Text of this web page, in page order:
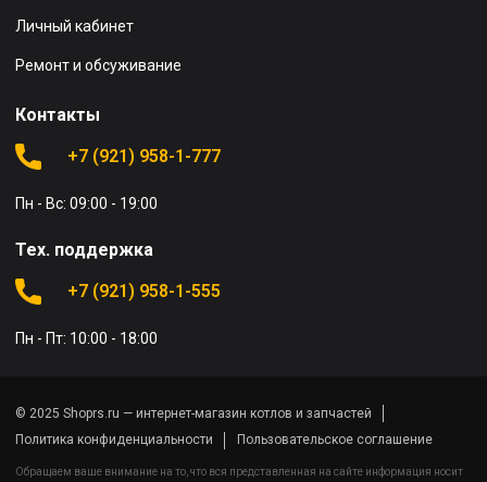
Личный кабинет
Ремонт и обсуживание
Контакты
+7 (921) 958-1-777
Пн - Вс: 09:00 - 19:00
Тех. поддержка
+7 (921) 958-1-555
Пн - Пт: 10:00 - 18:00
© 2025 Shoprs.ru — интернет-магазин котлов и запчастей
Политика конфиденциальности
Пользовательское соглашение
Обращаем ваше внимание на то, что вся представленная на сайте информация носит